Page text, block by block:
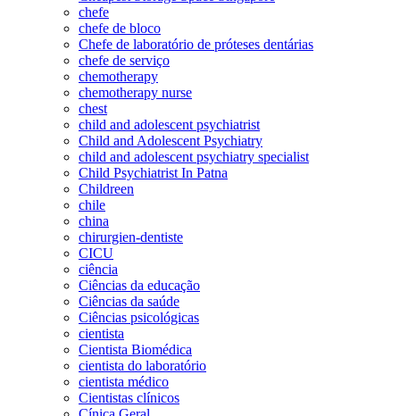
chefe
chefe de bloco
Chefe de laboratório de próteses dentárias
chefe de serviço
chemotherapy
chemotherapy nurse
chest
child and adolescent psychiatrist
Child and Adolescent Psychiatry
child and adolescent psychiatry specialist
Child Psychiatrist In Patna
Childreen
chile
china
chirurgien-dentiste
CICU
ciência
Ciências da educação
Ciências da saúde
Ciências psicológicas
cientista
Cientista Biomédica
cientista do laboratório
cientista médico
Cientistas clínicos